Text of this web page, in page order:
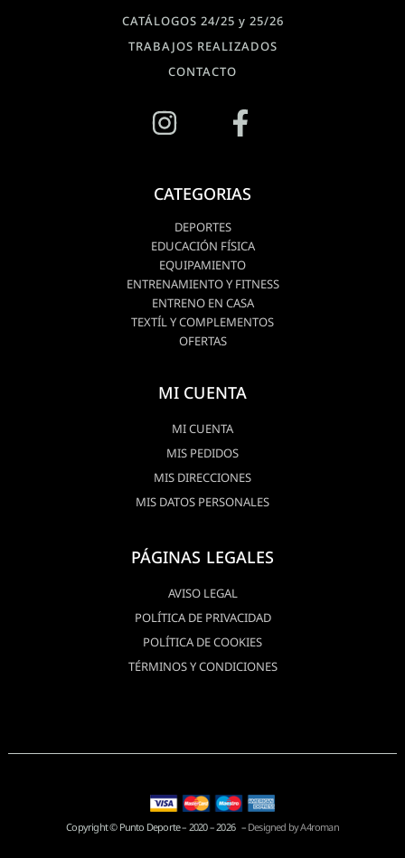
CATÁLOGOS 24/25 y 25/26
TRABAJOS REALIZADOS
CONTACTO
CATEGORIAS
DEPORTES
EDUCACIÓN FÍSICA
EQUIPAMIENTO
ENTRENAMIENTO Y FITNESS
ENTRENO EN CASA
TEXTÍL Y COMPLEMENTOS
OFERTAS
MI CUENTA
MI CUENTA
MIS PEDIDOS
MIS DIRECCIONES
MIS DATOS PERSONALES
PÁGINAS LEGALES
AVISO LEGAL
POLÍTICA DE PRIVACIDAD
POLÍTICA DE COOKIES
TÉRMINOS Y CONDICIONES
Copyright © Punto Deporte – 2020 – 2026 – Designed by A4roman